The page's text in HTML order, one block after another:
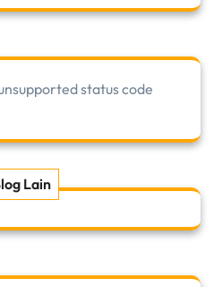
status code
Lain